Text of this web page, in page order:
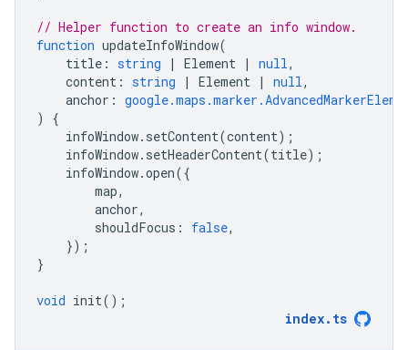
// Helper function to create an info window.
function updateInfoWindow(
title : string | Element | null,
content : string | Element | null,
anchor :
)
{
infoWindow. setContent(content);
infoWindow. setHeaderContent(title);
infoWindow.open({
map,
anchor,
shouldFocus : false,
});
}
void init();
index. ts